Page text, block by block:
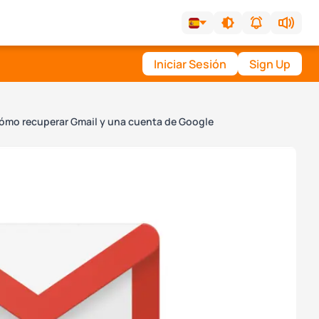
Iniciar Sesión Sign Up
recuperar Gmail y una cuenta de Google